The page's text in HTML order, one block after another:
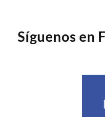
Síguenos en